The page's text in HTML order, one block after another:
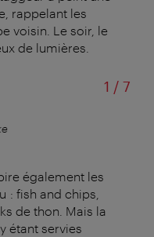
rappelant les
voisin. Le soir, le
de lumières.
1 /sur
7
également les
: fish and chips,
de thon. Mais la
étant servies